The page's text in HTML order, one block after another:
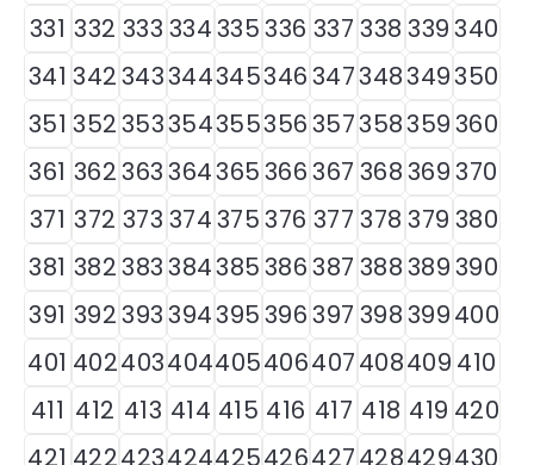
331 332 333 334335336 337 338 339340
341 342343344345346347348349350
351 352353354355356357358359360
361 362363364365366367 368369370
371 372 373 374375376 377 378 379 380
381 382383384385386387 388389390
391 392393394395396397 398399400
401 402403404405406407408409 410
411 412 413 414 415 416 417 418 419 420
421 422423424425426427428429430